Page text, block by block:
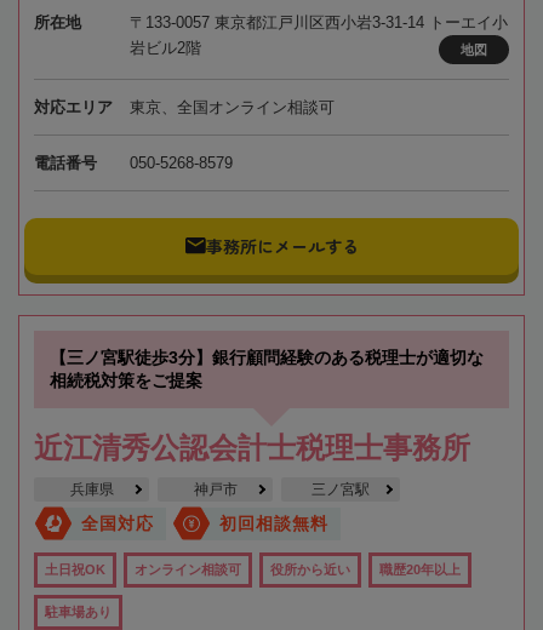
所在地
〒133-0057 東京都江戸川区西小岩3-31-14 トーエイ小
岩ビル2階
地図
対応エリア 東京、全国オンライン相談可
電話番号 050-5268-8579
事務所にメールする
【三ノ宮駅徒歩3分】銀行顧問経験のある税理士が適切な
相続税対策をご提案
近江清秀公認会計士税理士事務所
兵庫県 神戸市 三ノ宮駅
全国対応 初回相談無料
土日祝OK オンライン相談可 役所から近い 職歴20年以上
駐車場あり